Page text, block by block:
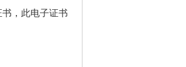
书，此电子证书